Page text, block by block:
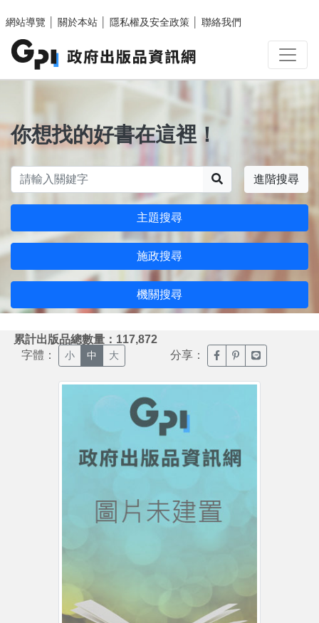
網站導覽
關於本站 隱私權及安全政策 聯絡我們
你想找的好書在這裡！
進階搜尋
主題搜尋
施政搜尋
機關搜尋
累計出版品總數量：117,872
字體： 小 中 大 分享： 臉書分享(另開新視窗)
噗浪分享(另開新
Line分享(另